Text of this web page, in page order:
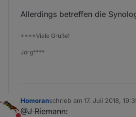
Allerdings betreffen die
****Viele Grüße!
Jörg****
Homoranschrieb am 17. Juli 2018,
zuletzt editiert von
@J Riemann: